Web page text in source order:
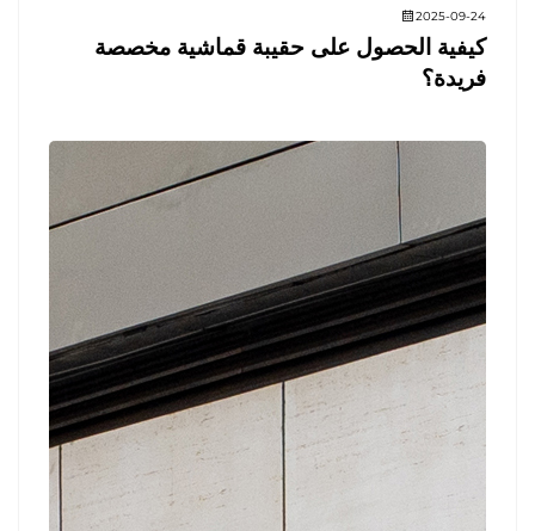
2025-09-24
كيفية الحصول على حقيبة قماشية مخصصة
فريدة؟